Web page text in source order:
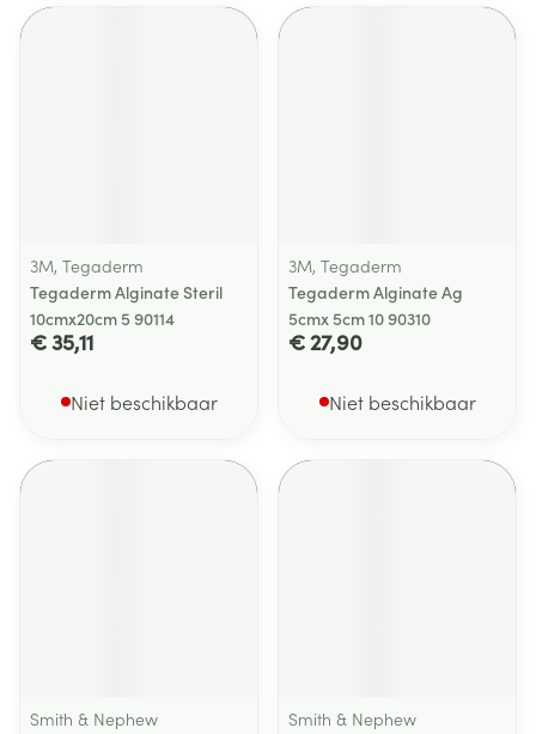
3M, Tegaderm
Tegaderm Alginate Steril
10cmx20cm 5 90114
€ 35,11
Niet beschikbaar
3M, Tegaderm
Tegaderm Alginate Ag
5cmx 5cm 10 90310
€ 27,90
Niet beschikbaar
Smith & Nephew
Smith & Nephew